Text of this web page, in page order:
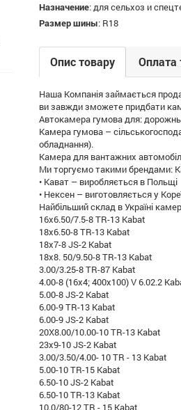
Назначение:для сельхоз и
Размер шины: R18
Опис товару Оплата
Наша Компанія займається
ви завжди зможете придбати
Автокамера гумова для:
Камера гумова –
обладнання).
Камера для вантажних
Ми торгуємо такими брендами:
• Кават – виробляється в Польщі
• Нексен – виготовляється у
Найбільший склад в Україні
16x6.50/7.5-8 TR-13 Kabat
18x6.50-8 TR-13 Kabat
18x7-8 JS-2 Kabat
18x8. 50/9.50-8 TR-13 Kabat
3.00/3.25-8 TR-87 Kabat
4.00-8 (16x4; 400x100) V 6.02.2
5.00-8 JS-2 Kabat
6.00-9 TR-13 Kabat
6.00-9 JS-2 Kabat
20X8.00/10.00-10 TR-13 Kabat
23x9-10 JS-2 Kabat
3.00/3.50/4.00- 10 TR - 13 Kabat
5.00-10 TR-15 Kabat
6.50-10 JS-2 Kabat
6.50-10 TR-13 Kabat
10.0/80-12 TR - 15 Kabat